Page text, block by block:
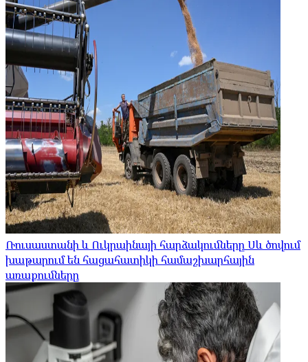
Ռուսաստանի և Ուկրաինայի հարձակումները Սև ծովում
խաթարում են հացահատիկի համաշխարհային
առաքումները